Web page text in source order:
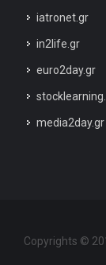
iatronet.gr
in2life.gr
euro2day.gr
media2day.gr
Copyrights ©